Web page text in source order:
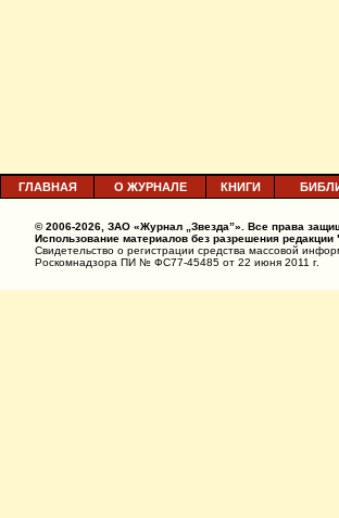
ГЛАВНАЯ О ЖУРНАЛЕ КНИГИ
© 2006-2026, ЗАО «Журнал „Звезда”». Все права
Использование материалов без разрешения
Свидетельство о регистрации средства массовой
Роскомнадзора ПИ № ФС77-45485 от 22 июня 2011 г.